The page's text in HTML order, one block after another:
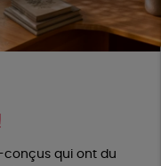
conçus qui ont du